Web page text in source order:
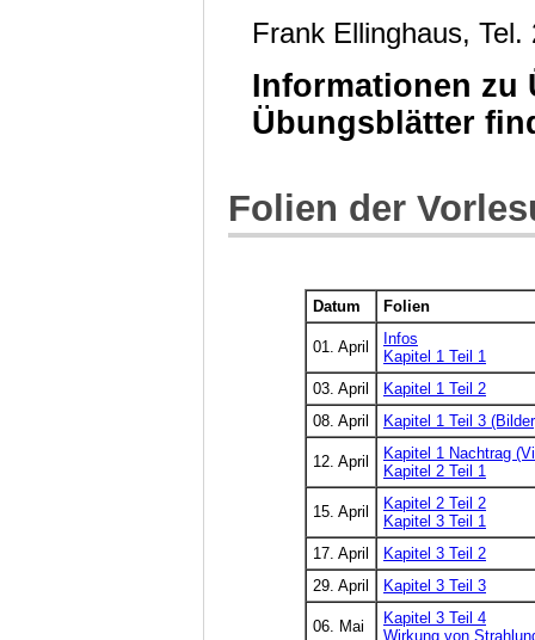
Frank Ellinghaus,
Informationen zu
Übungsblätter
Folien der
Datum Folien
01. April
Infos
Kapitel 1 Teil 1
03. April
Kapitel 1 Teil 2
08. April
Kapitel 1 Teil 3
12. April
Kapitel 1 Nachtrag
Kapitel 2 Teil 1
15. April
Kapitel 2 Teil 2
Kapitel 3 Teil 1
17. April
Kapitel 3 Teil 2
29. April
Kapitel 3 Teil 3
06. Mai
Kapitel 3 Teil 4
Wirkung von